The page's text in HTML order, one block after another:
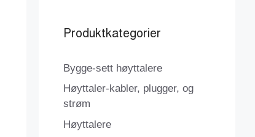
Produktkategorier
Bygge-sett høyttalere
Høyttaler-kabler, plugger, og
strøm
Høyttalere